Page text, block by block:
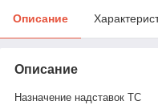
Описание
Описание
Назначение надставок ТС